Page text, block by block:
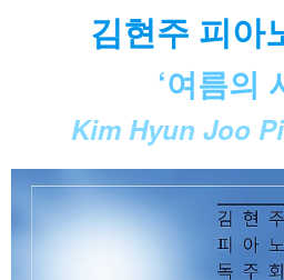
김현주 피아
‘여름의
Kim Hyun Joo